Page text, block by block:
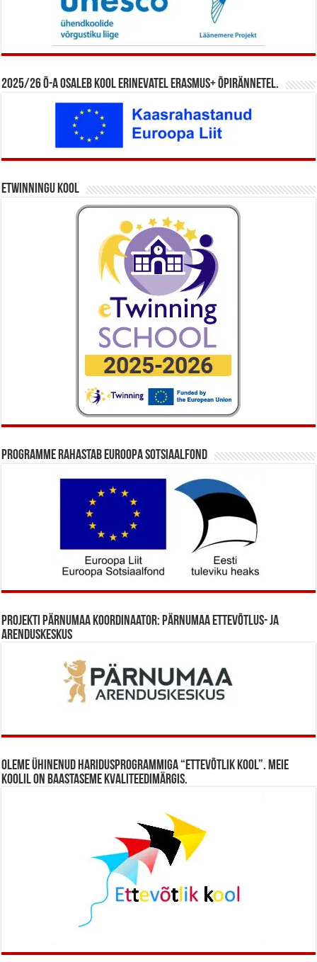
2025/26 õ-a osaleb kool erinevatel Erasmus+ õpirännetel.
eTwinningu kool
Programme rahastab Euroopa Sotsiaalfond
Projekti Pärnumaa koordinaator: Pärnumaa Ettevõtlus- ja
Arenduskeskus
Oleme ühinenud haridusprogrammiga “Ettevõtlik Kool”. Meie
koolil on baastaseme kvaliteedimärgis.